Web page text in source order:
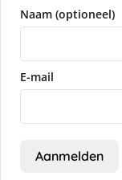
Naam (optioneel)
E-mail
Aanmelden